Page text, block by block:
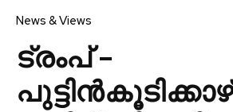
News & Views
ട്രംപ് –